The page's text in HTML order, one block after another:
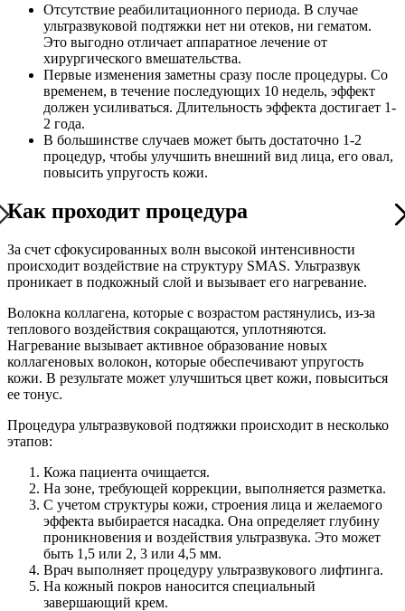
Отсутствие реабилитационного периода. В случае
ультразвуковой подтяжки нет ни отеков, ни гематом.
Это выгодно отличает аппаратное лечение от
хирургического вмешательства.
Первые изменения заметны сразу после процедуры. Со
временем, в течение последующих 10 недель, эффект
должен усиливаться. Длительность эффекта достигает 1-
2 года.
В большинстве случаев может быть достаточно 1-2
процедур, чтобы улучшить внешний вид лица, его овал,
повысить упругость кожи.
Как проходит процедура
За счет сфокусированных волн высокой интенсивности
происходит воздействие на структуру SMAS. Ультразвук
проникает в подкожный слой и вызывает его нагревание.
Волокна коллагена, которые с возрастом растянулись, из-за
теплового воздействия сокращаются, уплотняются.
Нагревание вызывает активное образование новых
коллагеновых волокон, которые обеспечивают упругость
кожи. В результате может улучшиться цвет кожи, повыситься
ее тонус.
Процедура ультразвуковой подтяжки происходит в несколько
этапов:
Кожа пациента очищается.
На зоне, требующей коррекции, выполняется разметка.
С учетом структуры кожи, строения лица и желаемого
эффекта выбирается насадка. Она определяет глубину
проникновения и воздействия ультразвука. Это может
быть 1,5 или 2, 3 или 4,5 мм.
Врач выполняет процедуру ультразвукового лифтинга.
На кожный покров наносится специальный
завершающий крем.